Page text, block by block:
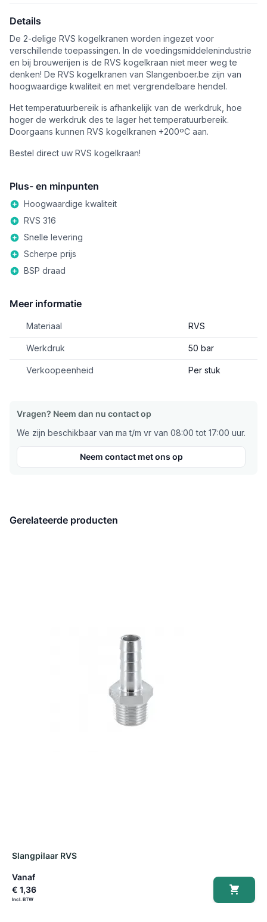
Details
De 2-delige RVS kogelkranen worden ingezet voor
verschillende toepassingen. In de voedingsmiddelenindustrie
en bij brouwerijen is de RVS kogelkraan niet meer weg te
denken! De RVS kogelkranen van Slangenboer.be zijn van
hoogwaardige kwaliteit en met vergrendelbare hendel.
Het temperatuurbereik is afhankelijk van de werkdruk, hoe
hoger de werkdruk des te lager het temperatuurbereik.
Doorgaans kunnen RVS kogelkranen +200ºC aan.
Bestel direct uw RVS kogelkraan!
Plus- en minpunten
Hoogwaardige kwaliteit
RVS 316
Snelle levering
Scherpe prijs
BSP draad
Meer informatie
Materiaal RVS
Werkdruk 50 bar
Verkoopeenheid Per stuk
Vragen? Neem dan nu contact op
We zijn beschikbaar van ma t/m vr van 08:00 tot 17:00 uur.
Neem contact met ons op
Gerelateerde producten
Slangpilaar RVS
Vanaf
€ 1,36